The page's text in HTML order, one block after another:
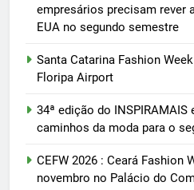
empresários precisam rever
EUA no segundo semestre
Santa Catarina Fashion
Floripa Airport
34ª edição do
caminhos da moda para o
CEFW 2026 : Ceará Fashion
novembro no Palácio do